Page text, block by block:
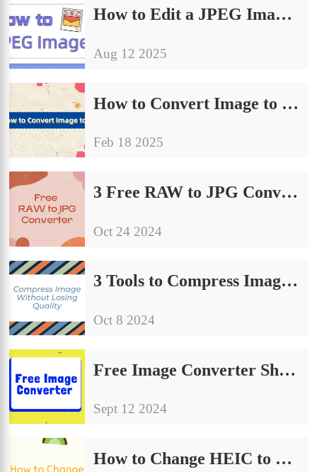
How to Edit a JPEG Image: 4 Essential Tips for Beginners
Aug 12 2025
How to Convert Image to JPG| Try These 4 Methods
Feb 18 2025
3 Free RAW to JPG Converter | Sharing of Conversion Guidelines
Oct 24 2024
3 Tools to Compress Image Without Losing Quality
Oct 8 2024
Free Image Converter Share | Make Your Image Conversion Process Easier
Sept 12 2024
How to Change HEIC to JPG on Computer: A Simple Guide to Share